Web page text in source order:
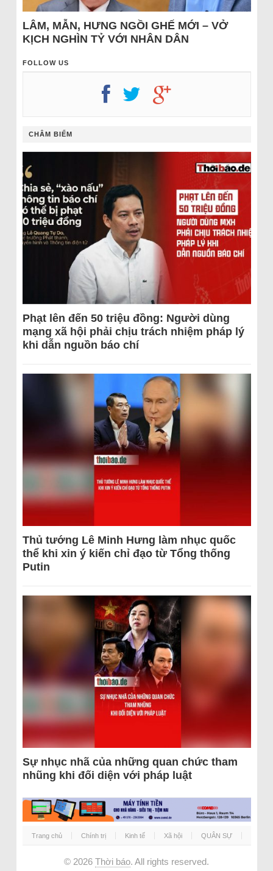
LÂM, MẪN, HƯNG NGỒI GHẾ MỚI – VỞ
KỊCH NGHÌN TỶ VỚI NHÂN DÂN
FOLLOW US
CHÂM BIẾM
Phạt lên đến 50 triệu đồng: Người dùng
mạng xã hội phải chịu trách nhiệm pháp lý
khi dẫn nguồn báo chí
Thủ tướng Lê Minh Hưng làm nhục quốc
thể khi xin ý kiến chỉ đạo từ Tổng thống
Putin
Sự nhục nhã của những quan chức tham
nhũng khi đối diện với pháp luật
Trang chủ Chính trị Kinh tế Xã hội QUÂN SỰ
© 2026 Thời báo. All rights reserved.